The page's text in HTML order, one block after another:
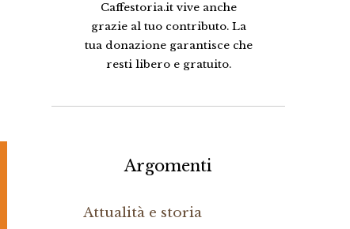
Caffestoria.it vive anche
grazie al tuo contributo. La
tua donazione garantisce che
resti libero e gratuito.
Argomenti
Attualità e storia